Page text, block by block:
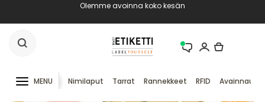
Olemme avoinna koko kesän
MENU Nimilaput Tarrat Rannekkeet RFID